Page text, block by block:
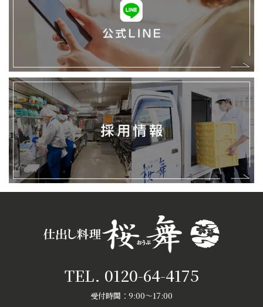
LINE
採
用
情
報
TEL. 0120-64-4175
受付時間：9:00～17:00